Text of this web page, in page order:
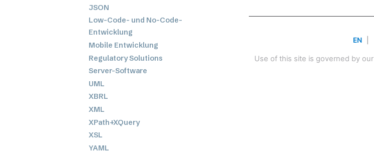
JSON
Low-Code- und No-Code-
Entwicklung
Mobile Entwicklung
Regulatory Solutions
Server-Software
UML
XBRL
XML
XPath+XQuery
XSL
YAML
EN
Use of this site is governed by our